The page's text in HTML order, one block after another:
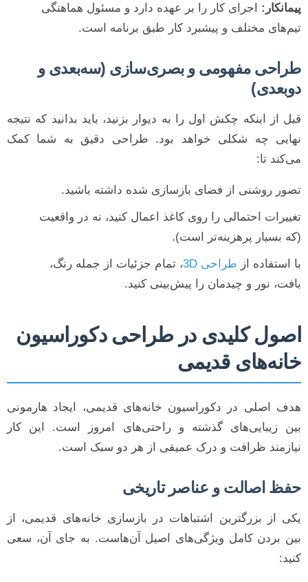
پیمانکار: اجرای کار را بر عهده دارد و مسئول هماهنگی
تیم‌های مختلف و پیشبرد کار طبق برنامه است.
طراحی مفهومی و بصری‌سازی (سه‌بعدی و
دوبعدی)
قبل از اینکه چکش اول را به دیوار بزنید، باید بدانید که نتیجه
نهایی چه شکلی خواهد بود. طراحی دقیق به شما کمک
می‌کند تا:
تصور روشنی از فضای بازسازی شده داشته باشید.
تغییرات احتمالی را روی کاغذ اعمال کنید، نه در واقعیت
(که بسیار پرهزینه‌تر است).
با استفاده از طراحی 3D
، تمام جزئیات از جمله رنگ،
بافت، نور و چیدمان را پیش‌بینی کنید.
اصول کلیدی در طراحی دکوراسیون
خانه‌های قدیمی
هدف اصلی در دکوراسیون خانه‌های قدیمی، ایجاد هارمونی
بین زیبایی‌های گذشته و راحتی‌های امروز است. این کار
نیازمند ظرافت و درک عمیقی از هر دو سبک است.
حفظ اصالت و عناصر تاریخی
یکی از بزرگترین اشتباهات در بازسازی خانه‌های قدیمی، از
بین بردن کامل ویژگی‌های اصیل آن‌هاست. به جای آن، سعی
کنید: